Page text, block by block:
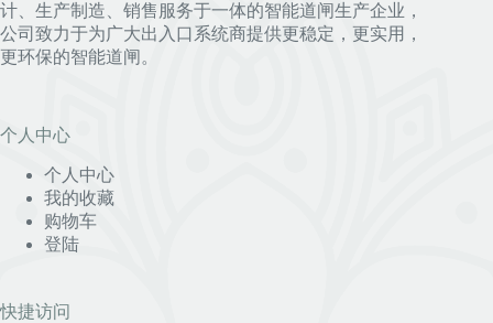
计、生产制造、销售服务于一体的智能道闸生产企业，
公司致力于为广大出入口系统商提供更稳定，更实用，
更环保的智能道闸。
个人中心
个人中心
我的收藏
购物车
登陆
快捷访问